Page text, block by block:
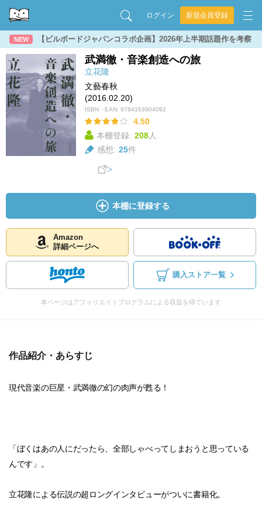
ログイン 新規会員登録
NEW 【ビルボードジャパンコラボ企画】2026年上半期話題作を考察
武満徹・音楽創造への旅
立花隆
文藝春秋
(2016.02.20)
ISBN・EAN: 9784163904092
4.50
本棚登録: 208人
感想: 25件
本棚に登録する
Amazon
詳細ページへ
購入ストア一覧
本ページはアフィリエイトプログラムによる収益を得ています
作品紹介・あらすじ
現代音楽の巨星・武満徹の幻の肉声が甦る！
「ぼくはあの人にだったら、全部しゃべってしまおうと思っている
んです」。
立花隆による伝説の超ロングインタビューがついに書籍化。